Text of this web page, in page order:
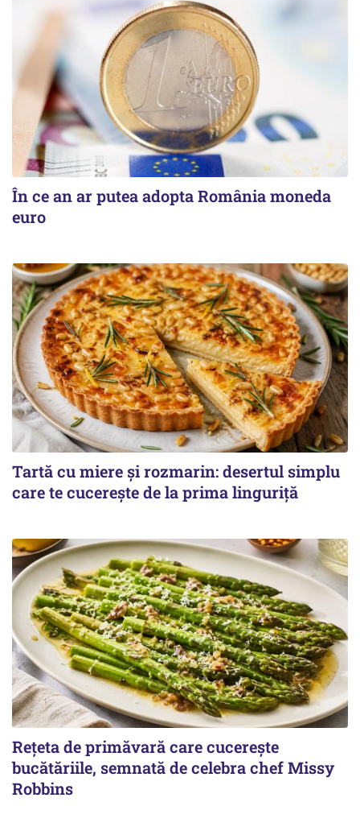
În ce an ar putea adopta România moneda
euro
Tartă cu miere și rozmarin: desertul simplu
care te cucerește de la prima linguriță
Rețeta de primăvară care cucerește
bucătăriile, semnată de celebra chef Missy
Robbins